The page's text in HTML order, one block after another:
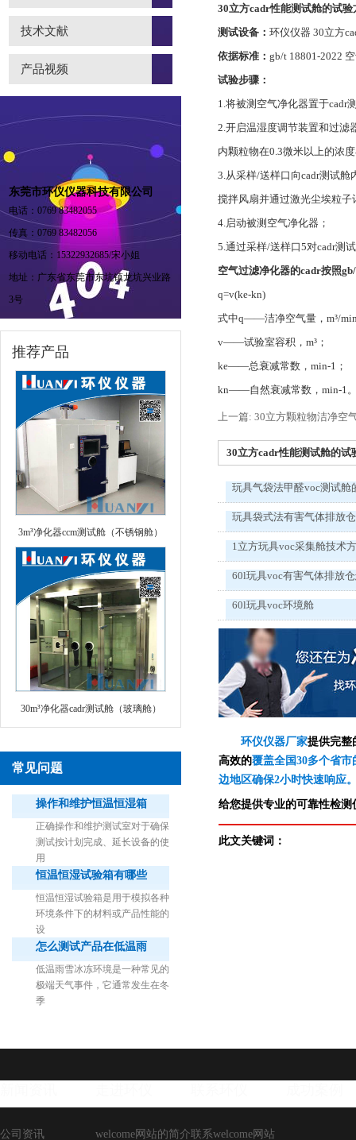
技术文献
产品视频
东莞市环仪仪器科技有限公司
电话：0769 83482055
传真：0769 83482056
移动电话：15322932685/宋小姐
地址：广东省东莞市东坑镇龙坑兴业路
3号
推荐产品
3m³净化器ccm测试舱（不锈钢舱）
30m³净化器cadr测试舱（玻璃舱）
常见问题
操作和维护恒温恒湿箱
正确操作和维护测试室对于确保
测试按计划完成、延长设备的使
用
恒温恒湿试验箱有哪些
恒温恒湿试验箱是用于模拟各种
环境条件下的材料或产品性能的
设
怎么测试产品在低温雨
低温雨雪冰冻环境是一种常见的
极端天气事件，它通常发生在冬
季
30立方cadr性能测试舱的试验
测试设备：环仪仪器 30立方
依据标准：gb/t 18801-2022
试验步骤：
1.将被测空气净化器置于cadr
2.开启温湿度调节装置和过滤
内颗粒物在0.3微米以上的浓
3.从采样/送样口向cadr测试
搅拌风扇并通过激光尘埃粒
4.启动被测空气净化器；
5.通过采样/送样口5对cadr测
空气过滤净化器的cadr按照
q=v(ke-kn)
式中q——洁净空气量，m³/
v——试验室容积，m³；
ke——总衰减常数，min-1；
kn——自然衰减常数，min-1
上一篇: 30立方颗粒物洁净空
30立方cadr性能测试舱的试
玩具气袋法甲醛voc测试舱
玩具袋式法有害气体排放仓
1立方玩具voc采集舱技术
60l玩具voc有害气体排放
60l玩具voc环境舱
环仪仪器厂家提供完整
高效的覆盖全国30多个省
边地区确保2小时快速响应
给您提供专业的可靠性检测
此文关键词：
公司资讯 welcome网站的简介联系welcome网站